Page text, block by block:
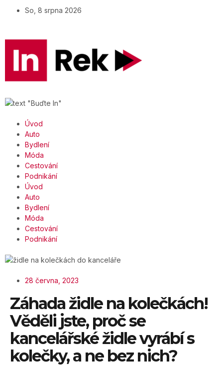
So, 8 srpna 2026
Úvod
Auto
Bydlení
Móda
Cestování
Podnikání
Úvod
Auto
Bydlení
Móda
Cestování
Podnikání
28 června, 2023
Záhada židle na kolečkách!
Věděli jste, proč se
kancelářské židle vyrábí s
kolečky, a ne bez nich?